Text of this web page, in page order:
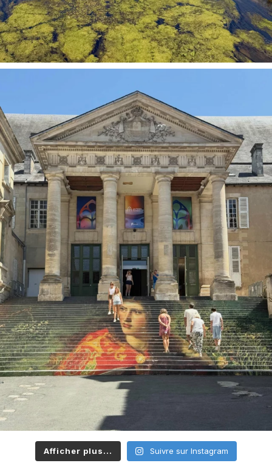
Afficher plus... Suivre sur Instagram